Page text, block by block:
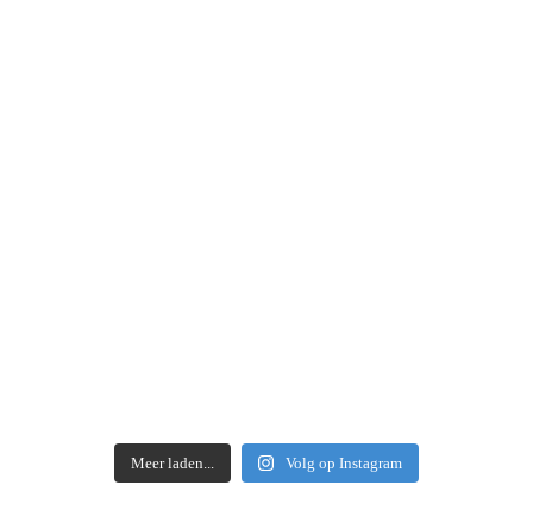
Meer laden... Volg op Instagram